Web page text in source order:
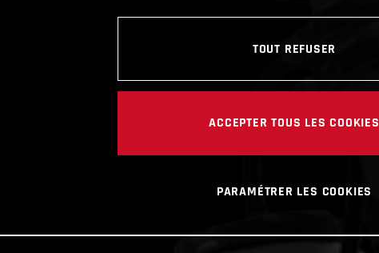
TOUT REFUSER
ACCEPTER TOUS LES COOKIES
PARAMÉTRER LES COOKIES